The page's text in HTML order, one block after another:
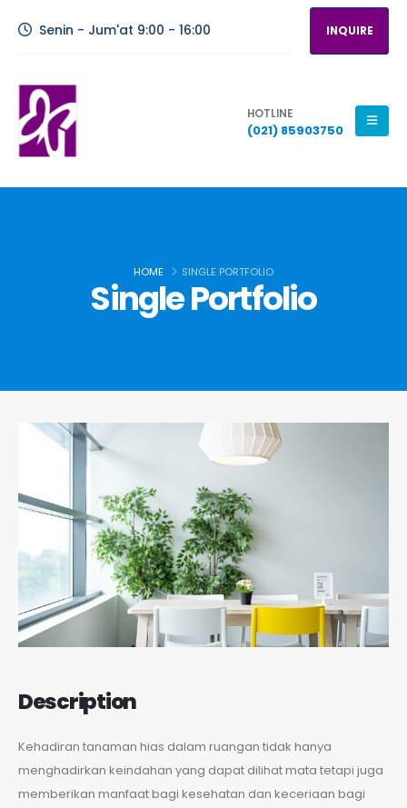
Senin - Jum'at 9:00 - 16:00 INQUIRE
HOTLINE
(021) 85903750
HOME SINGLE PORTFOLIO
Single Portfolio
Description
Kehadiran tanaman hias dalam ruangan tidak hanya
menghadirkan keindahan yang dapat dilihat mata tetapi juga
memberikan manfaat bagi kesehatan dan keceriaan bagi